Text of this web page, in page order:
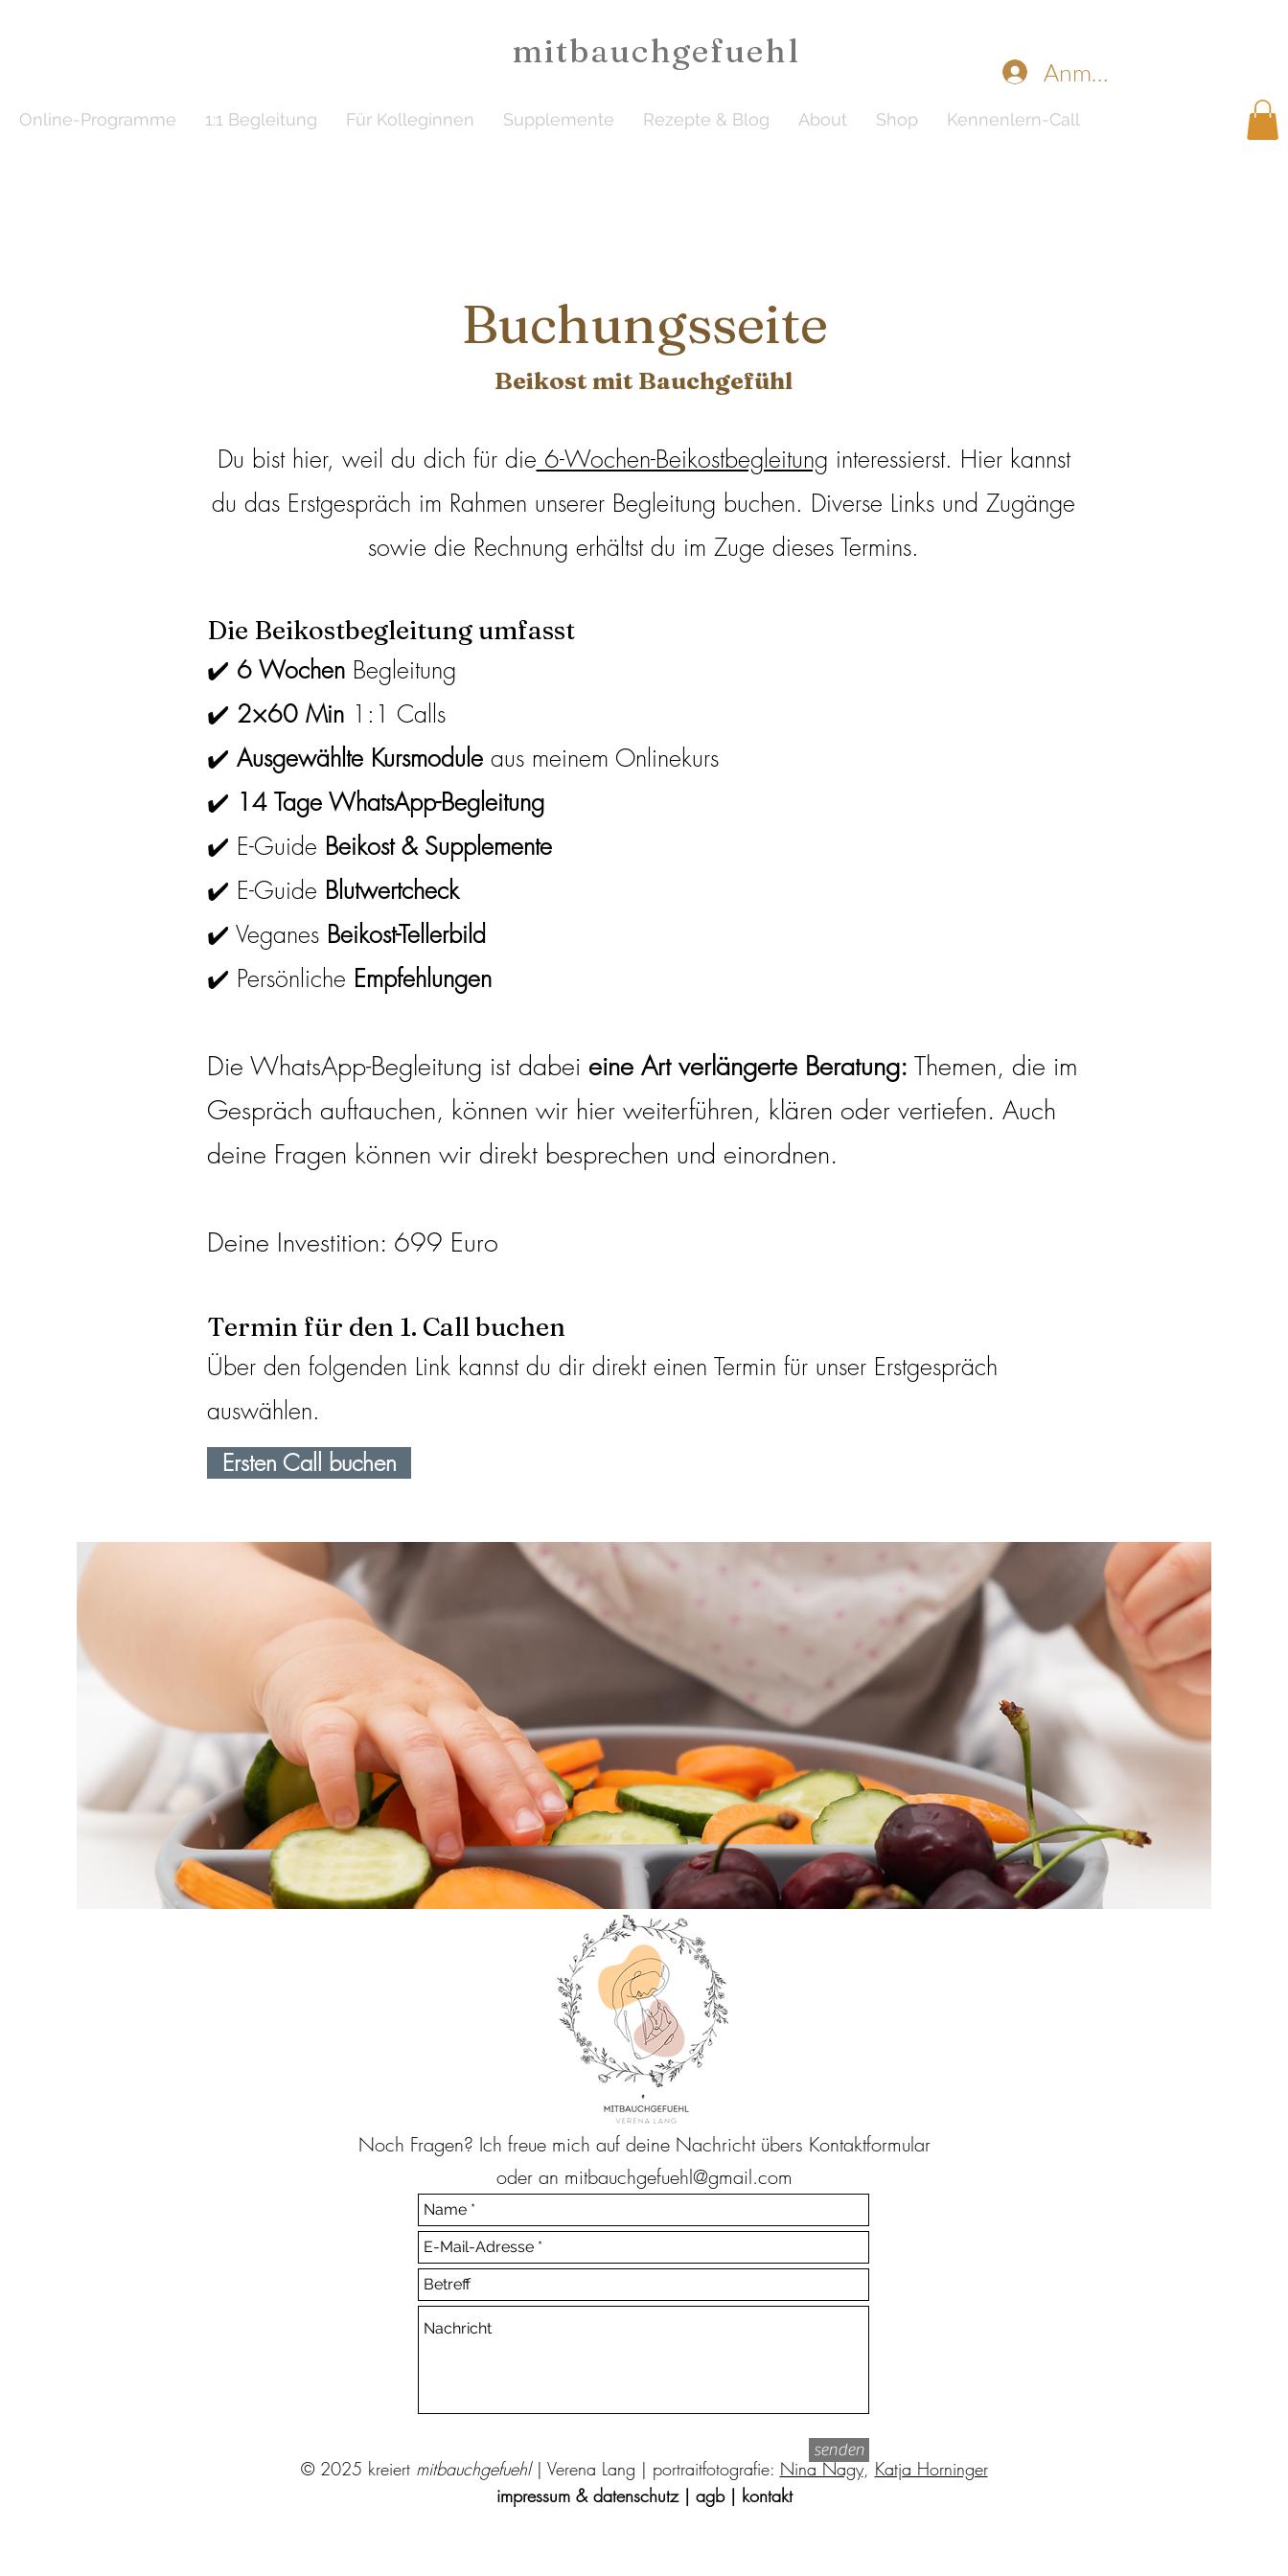
mitbauchgefuehl
Anmelden
Online-Programme 1:1 Begleitung Für Kolleginnen Supplemente Rezepte & Blog About Shop Kennenlern-Call
Buchungsseite
Beikost mit Bauchgefühl
Du bist hier, weil du dich für die 6-Wochen-Beikostbegleitung interessierst. Hier kannst
du das Erstgespräch im Rahmen unserer Begleitung buchen. Diverse Links und Zugänge
sowie die Rechnung erhältst du im Zuge dieses Termins.
Die Beikostbegleitung umfasst
✔️ 6 Wochen Begleitung
✔️ 2×60 Min 1:1 Calls
✔️ Ausgewählte Kursmodule aus meinem Onlinekurs
✔️ 14 Tage WhatsApp-Begleitung
✔️ E-Guide Beikost & Supplemente
✔️ E-Guide Blutwertcheck
✔️ Veganes Beikost-Tellerbild
✔️ Persönliche Empfehlungen
Die WhatsApp-Begleitung ist dabei eine Art verlängerte Beratung: Themen, die im
Gespräch auftauchen, können wir hier weiterführen, klären oder vertiefen. Auch
deine Fragen können wir direkt besprechen und einordnen.
Deine Investition: 699 Euro
Termin für den 1. Call buchen
Über den folgenden Link kannst du dir direkt einen Termin für unser Erstgespräch
auswählen.
Ersten Call buchen
Noch Fragen? Ich freue mich auf deine Nachricht übers Kontaktformular
oder an mitbauchgefuehl@gmail.com
senden
© 2025 kreiert mitbauchgefuehl| Verena Lang | portraitfotografie: Nina Nagy, Katja Horninger
impressum & datenschutz | agb| kontakt